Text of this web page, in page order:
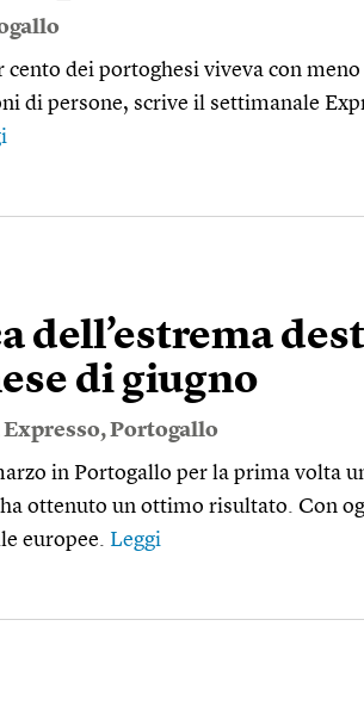
cento dei portoghesi viveva con
di persone, scrive il settimanale
dell’estrema
di giugno
Expresso,Portogallo
in Portogallo per la prima volta
ottenuto un ottimo risultato. Con
europee. Leggi